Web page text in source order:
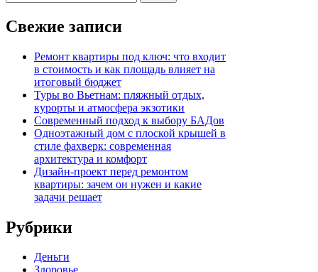
Свежие записи
Ремонт квартиры под ключ: что входит
в стоимость и как площадь влияет на
итоговый бюджет
Туры во Вьетнам: пляжный отдых,
курорты и атмосфера экзотики
Современный подход к выбору БАДов
Одноэтажный дом с плоской крышей в
стиле фахверк: современная
архитектура и комфорт
Дизайн-проект перед ремонтом
квартиры: зачем он нужен и какие
задачи решает
Рубрики
Деньги